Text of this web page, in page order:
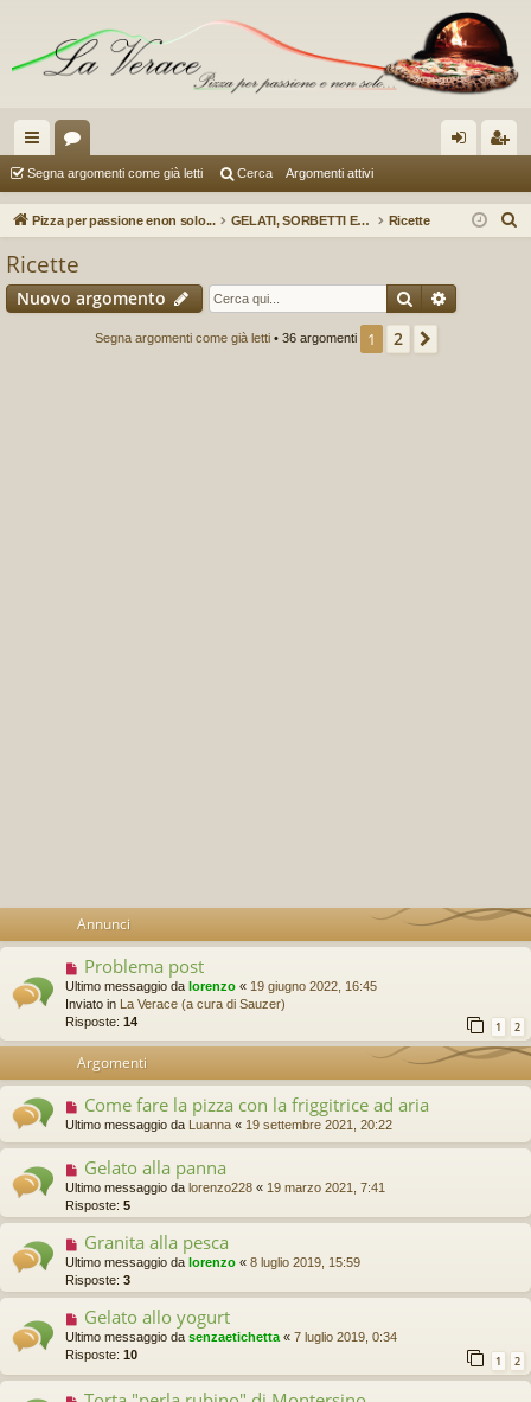
oll
eg
en
or
u in riv
Segna argomenti come già letti Cerca Argomenti attivi
Pizza per passione enon solo... GELATI, SORBETTI E GRANITE (A cura di Federico) Ricette
Ricette
Nuovo argomento Cerca
Segna argomenti come già letti• 36 argomenti 1 2
Annunci
Problema post
Ultimo messaggio da lorenzo « 19 giugno 2022, 16:45
Inviato in La Verace (a cura di Sauzer)
Risposte: 14 1 2
Argomenti
Come fare la pizza con la friggitrice ad aria
Ultimo messaggio da Luanna « 19 settembre 2021, 20:22
Gelato alla panna
Ultimo messaggio da lorenzo228 « 19 marzo 2021, 7:41
Risposte: 5
Granita alla pesca
Ultimo messaggio da lorenzo « 8 luglio 2019, 15:59
Risposte: 3
Gelato allo yogurt
Ultimo messaggio da senzaetichetta « 7 luglio 2019, 0:34
Risposte: 10 1 2